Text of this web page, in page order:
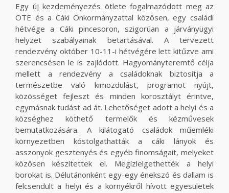
Egy új kezdeményezés ötlete fogalmazódott meg az
ÖTE és a Cáki Önkormányzattal közösen, egy családi
hétvége a Cáki pincesoron, szigorúan a járványügyi
helyzet szabályainak betartásával. A tervezett
rendezvény október 10-11-i hétvégére lett kitűzve ami
szerencsésen le is zajlódott. Hagyományteremtő célja
mellett a rendezvény a családoknak biztosítja a
természetbe való kimozdulást, programot nyújt,
közösséget fejleszt és minden korosztályt érintve,
egymásnak tudást ad át. Lehetőséget adott a helyi és a
községhez köthető termelők és kézművesek
bemutatkozására. A kilátogató családok műemléki
környezetben kóstolgathatták a cáki lányok és
asszonyok gesztenyés és egyéb finomságait, melyeket
közösen készítettek el. Megízlelgethették a helyi
borokat is. Délutánonként egy-egy énekszó és dallam is
felcsendült a helyi és a környékről hívott egyesületek